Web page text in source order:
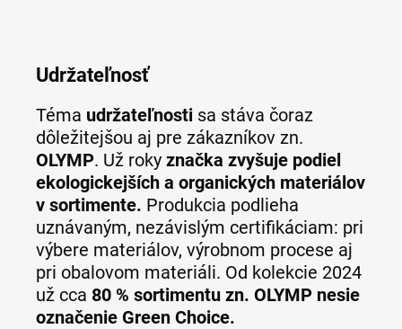
Udržateľnosť
Téma udržateľnosti sa stáva čoraz
dôležitejšou aj pre zákazníkov zn.
OLYMP. Už roky značka zvyšuje podiel
ekologickejších a organických materiálov
v sortimente. Produkcia podlieha
uznávaným, nezávislým certifikáciam: pri
výbere materiálov, výrobnom procese aj
pri obalovom materiáli. Od kolekcie 2024
už cca 80 % sortimentu zn. OLYMP nesie
označenie Green Choice.